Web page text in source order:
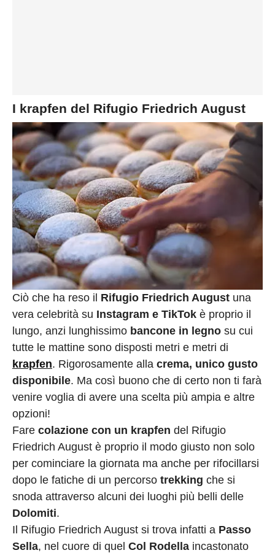
I krapfen del Rifugio Friedrich August
Ciò che ha reso il Rifugio Friedrich August una
vera celebrità su Instagram e TikTok è proprio il
lungo, anzi lunghissimo bancone in legno su cui
tutte le mattine sono disposti metri e metri di
krapfen. Rigorosamente alla crema, unico gusto
disponibile. Ma così buono che di certo non ti farà
venire voglia di avere una scelta più ampia e altre
opzioni!
Fare colazione con un krapfen del Rifugio
Friedrich August è proprio il modo giusto non solo
per cominciare la giornata ma anche per rifocillarsi
dopo le fatiche di un percorso trekking che si
snoda attraverso alcuni dei luoghi più belli delle
Dolomiti.
Il Rifugio Friedrich August si trova infatti a Passo
Sella, nel cuore di quel Col Rodella incastonato